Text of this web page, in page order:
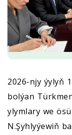
2026-njy ýylyň
bolýan
ylymlary we
N.Şyhlyýewiň